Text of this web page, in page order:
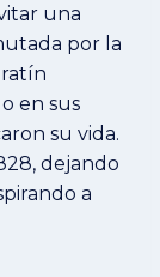
una
por la
en sus
su vida.
dejando
a